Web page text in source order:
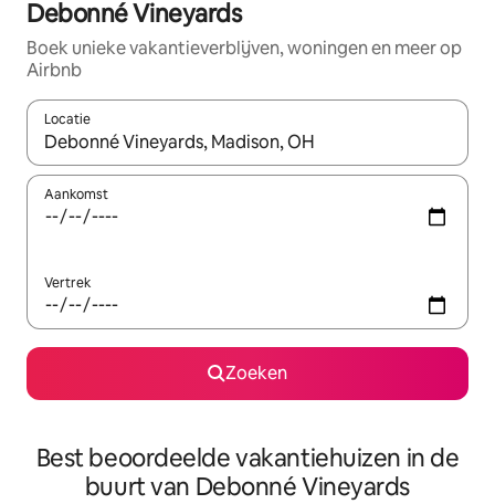
Debonné Vineyards
Boek unieke vakantieverblijven, woningen en meer op
Airbnb
Locatie
Wanneer er resultaten beschikbaar zijn, maak je een keuze
Aankomst
Vertrek
Zoeken
Best beoordeelde vakantiehuizen in de
buurt van Debonné Vineyards